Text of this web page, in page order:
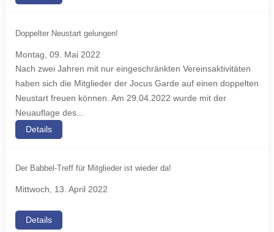
Doppelter Neustart gelungen!
Montag, 09. Mai 2022
Nach zwei Jahren mit nur eingeschränkten Vereinsaktivitäten
haben sich die Mitglieder der Jocus Garde auf einen doppelten
Neustart freuen können. Am 29.04.2022 wurde mit der
Neuauflage des...
Details
Der Babbel-Treff für Mitglieder ist wieder da!
Mittwoch, 13. April 2022
Details